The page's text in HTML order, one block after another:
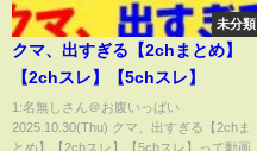
未分類
クマ、出すぎる【2chまとめ】
【2chスレ】【5chスレ】
1:名無しさん＠お腹いっぱい
2025.10.30(Thu) クマ、出すぎる【2chま
とめ】【2chスレ】【5chスレ】って動画